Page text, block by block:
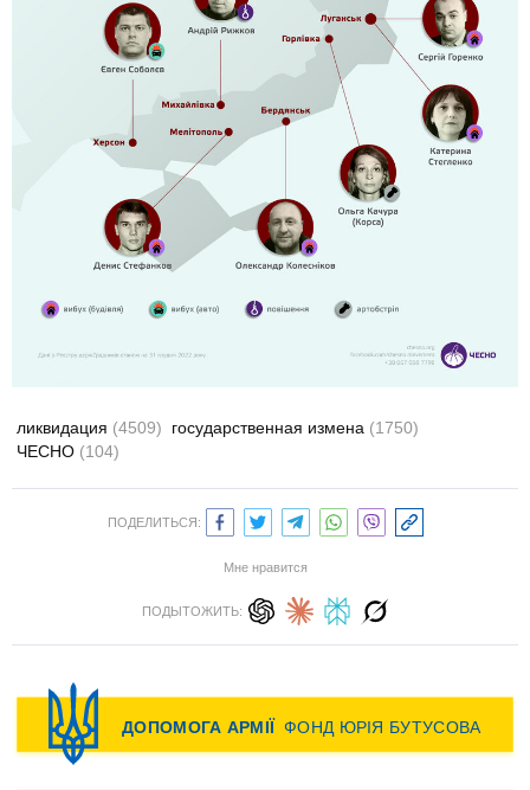
ликвидация (4509) государственная измена (1750)
ЧЕСНО (104)
ПОДЕЛИТЬСЯ:
Мне нравится
ПОДЫТОЖИТЬ: